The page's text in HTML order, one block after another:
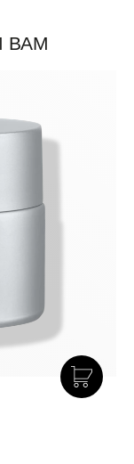
ВАМ